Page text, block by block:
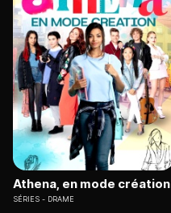
Athena, en mode création
SÉRIES DRAME